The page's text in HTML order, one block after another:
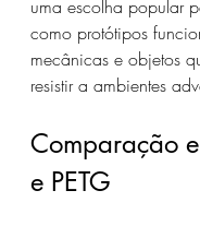
uma escolha popular
como protótipos
mecânicas e objetos
resistir a ambientes
Comparação
e PETG